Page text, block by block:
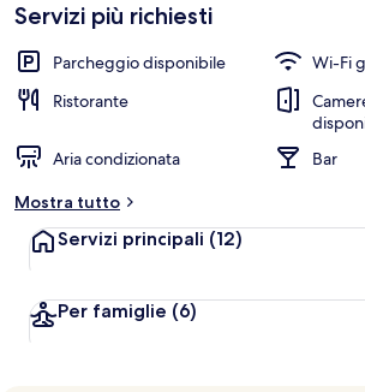
Servizi più richiesti
Parcheggio disponibile
Wi-Fi
Ristorante
Aria condizionata
Bar
Mostra tutto
Servizi principali (12)
Per famiglie (6)